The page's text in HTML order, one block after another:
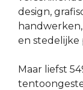
design,
en stedelijke
Maar liefst